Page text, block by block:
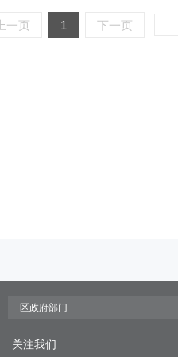
上一页 1 下一页
关注我们